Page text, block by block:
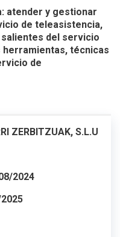
atender y gestionar
de teleasistencia,
del servicio
técnicas
de
ZERBITZUAK, S.L.U
2024